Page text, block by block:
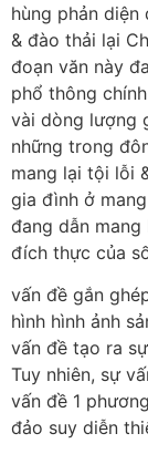
hùng phản diện
& đào thải lại
đoạn văn này
phổ thông
vài dòng lượng
những trong
mang lại tội lỗi
gia đình ở
đang dẫn mang
đích thực của
vấn đề gắn
hình hình ảnh
vấn đề tạo ra
Tuy nhiên, sự
vấn đề 1
đảo suy diễn